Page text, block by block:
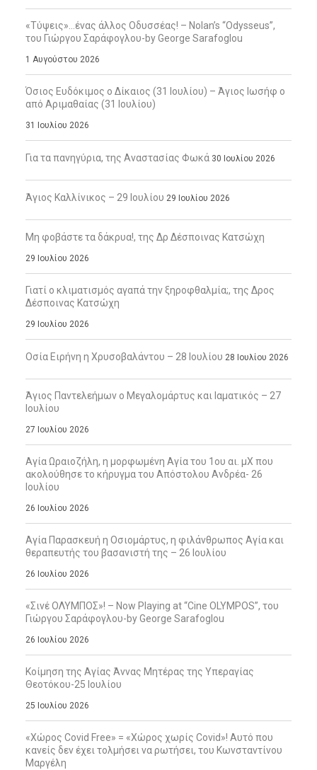
«Τύψεις»…ένας άλλος Οδυσσέας! – Nolan’s “Odysseus”,
του Γιώργου Σαράφογλου-by George Sarafoglou
1 Αυγούστου 2026
Όσιος Ευδόκιμος ο Δίκαιος (31 Ιουλίου) – Άγιος Ιωσήφ ο
από Αριμαθαίας (31 Ιουλίου)
31 Ιουλίου 2026
Για τα πανηγύρια, της Αναστασίας Φωκά 30 Ιουλίου 2026
Άγιος Καλλίνικος – 29 Ιουλίου 29 Ιουλίου 2026
Μη φοβάστε τα δάκρυα!, της Δρ Δέσποινας Κατσώχη
29 Ιουλίου 2026
Γιατί ο κλιματισμός αγαπά την ξηροφθαλμία;, της Δρος
Δέσποινας Κατσώχη
29 Ιουλίου 2026
Οσία Ειρήνη η Χρυσοβαλάντου – 28 Ιουλίου 28 Ιουλίου 2026
Άγιος Παντελεήμων ο Μεγαλομάρτυς και Ιαματικός – 27
Ιουλίου
27 Ιουλίου 2026
Αγία Ωραιοζήλη, η μορφωμένη Αγία του 1ου αι. μΧ που
ακολούθησε το κήρυγμα του Απόστολου Ανδρέα- 26
Ιουλίου
26 Ιουλίου 2026
Αγία Παρασκευή η Οσιομάρτυς, η φιλάνθρωπος Αγία και
θεραπευτής του βασανιστή της – 26 Ιουλίου
26 Ιουλίου 2026
«Σινέ ΟΛΥΜΠΟΣ»! – Now Playing at “Cine OLYMPOS”, του
Γιώργου Σαράφογλου-by George Sarafoglou
26 Ιουλίου 2026
Κοίμηση της Αγίας Άννας Μητέρας της Υπεραγίας
Θεοτόκου-25 Ιουλίου
25 Ιουλίου 2026
«Χώρος Covid Free» = «Χώρος χωρίς Covid»! Αυτό που
κανείς δεν έχει τολμήσει να ρωτήσει, του Κωνσταντίνου
Μαργέλη